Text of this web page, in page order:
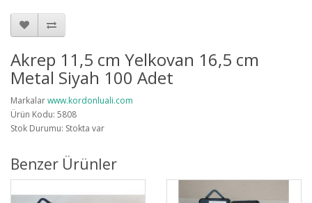
Akrep 11,5 cm Yelkovan 16,5 cm
Metal Siyah 100 Adet
Markalarwww.kordonluali.com
Ürün Kodu: 5808
Stok Durumu: Stokta var
Benzer Ürünler